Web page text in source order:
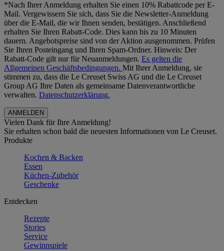
*Nach Ihrer Anmeldung erhalten Sie einen 10% Rabattcode per E-
Mail. Vergewissern Sie sich, dass Sie die Newsletter-Anmeldung
über die E-Mail, die wir Ihnen senden, bestätigen. Anschließend
erhalten Sie Ihren Rabatt-Code. Dies kann bis zu 10 Minuten
dauern. Angebotspreise sind von der Aktion ausgenommen. Prüfen
Sie Ihren Posteingang und Ihren Spam-Ordner. Hinweis: Der
Rabatt-Code gilt nur für Neuanmeldungen. Es gelten die
Allgemeinen Geschäftsbedingungen. Mit Ihrer Anmeldung, sie
stimmen zu, dass die Le Creuset Swiss AG und die Le Creuset
Group AG Ihre Daten als gemeinsame Datenverantwortliche
verwalten. Datenschutzerklärung.
Vielen Dank für Ihre Anmeldung!
Sie erhalten schon bald die neuesten Informationen von Le Creuset.
Produkte
Kochen & Backen
Essen
Küchen-Zubehör
Geschenke
Entdecken
Rezepte
Stories
Service
Gewinnspiele